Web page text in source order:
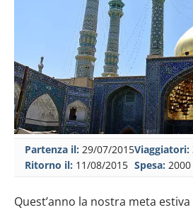
Partenza il: 29/07/2015
Ritorno il: 11/08/2015
Viaggiatori:
Spesa:
Quest’anno la nostra meta